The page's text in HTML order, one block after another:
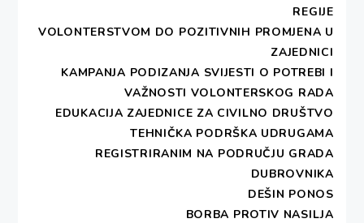
REGIJE
VOLONTERSTVOM DO POZITIVNIH PROMJENA U
ZAJEDNICI
KAMPANJA PODIZANJA SVIJESTI O POTREBI I
VAŽNOSTI VOLONTERSKOG RADA
EDUKACIJA ZAJEDNICE ZA CIVILNO DRUŠTVO
TEHNIČKA PODRŠKA UDRUGAMA
REGISTRIRANIM NA PODRUČJU GRADA
DUBROVNIKA
DEŠIN PONOS
BORBA PROTIV NASILJA
Izrada i diseminacija
godišnjih rezultata rada
Kreiranje i objava javnih
poziva za aktivnosti
izobrazbe
Copyright DESA - All rights reserved.